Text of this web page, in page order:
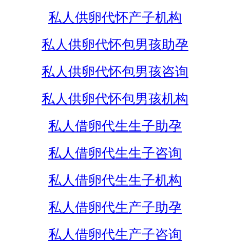
私人供卵代怀产子机构
私人供卵代怀包男孩助孕
私人供卵代怀包男孩咨询
私人供卵代怀包男孩机构
私人借卵代生生子助孕
私人借卵代生生子咨询
私人借卵代生生子机构
私人借卵代生产子助孕
私人借卵代生产子咨询